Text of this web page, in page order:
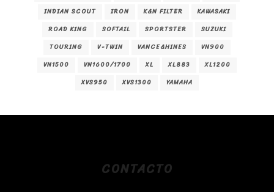
INDIAN SCOUT
IRON K&N FILTER
KAWASAKI
ROAD KING
SOFTAIL SPORTSTER
SUZUKI
TOURING
V-TWIN VANCE&HINES
VN900
VN1500
VN1600/1700 XL XL883
XL1200
XVS950
XVS1300 YAMAHA
CONTACTO